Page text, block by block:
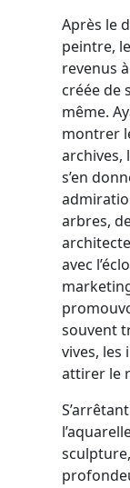
Après le
peintre,
revenus
créée de
même.
montrer
archives,
s’en
arbres,
avec
souvent
vives, les
attirer le